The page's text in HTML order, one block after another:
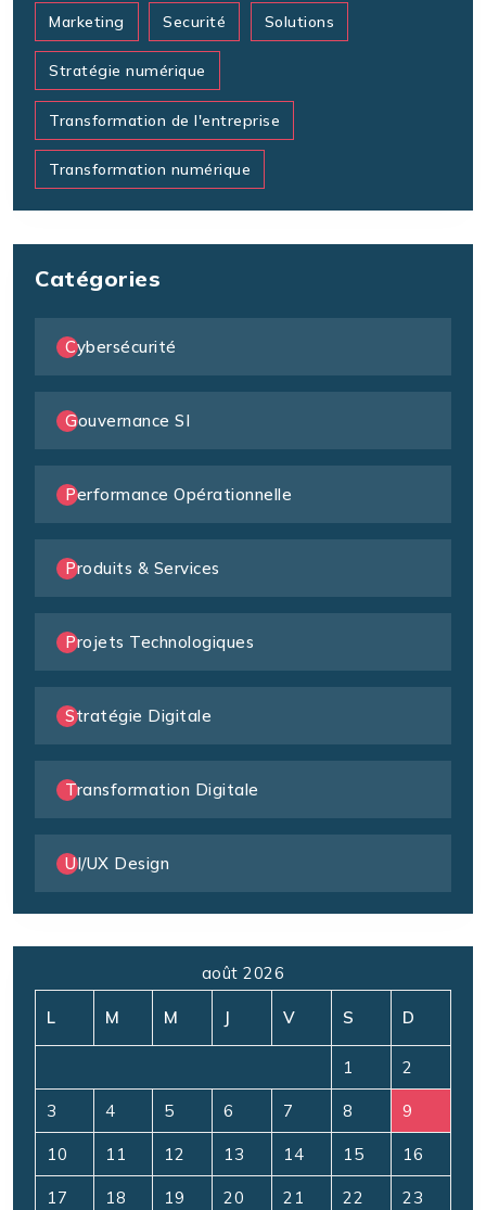
Marketing Securité Solutions
Stratégie numérique
Transformation de l'entreprise
Transformation numérique
Catégories
Cybersécurité
Gouvernance SI
Performance Opérationnelle
Produits & Services
Projets Technologiques
Stratégie Digitale
Transformation Digitale
UI/UX Design
août 2026
L M M J V S D
1 2
3 4 5 6 7 8 9
10 11 12 13 14 15 16
17 18 19 20 21 22 23